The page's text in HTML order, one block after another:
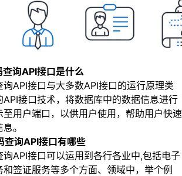
询API接口是什么
接口与大多数API接口的运行原理类
接口技术，将数据库中的数据信息进行
用户端口，以供用户使用，帮助用户快速
。
询API接口有哪些
API接口可以运用到各行各业中,包括电子
签证服务等多个方面、领域中，举个例